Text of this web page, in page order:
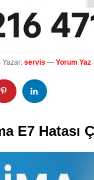
Yazar: servis — Yorum Yaz
E7 Hatası